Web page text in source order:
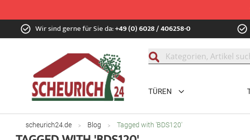
Zum
Inhalt Wir sind gerne für Sie da:+49 (0) 6028 / 406258-0
TÜREN
scheurich24.de Blog Tagged with 'BDS120'